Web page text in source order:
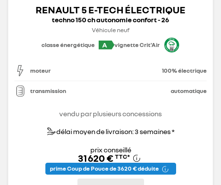
RENAULT 5 E-TECH ÉLECTRIQUE
techno 150 ch autonomie confort - 26
Véhicule neuf
classe énergétique
A vignette Crit'Air
moteur 100% électrique
transmission automatique
vendu par plusieurs concessions
délai moyen de livraison: 3 semaines *
prix conseillé
31 620 € TTC*
prime Coup de Pouce de 3 620 € déduite